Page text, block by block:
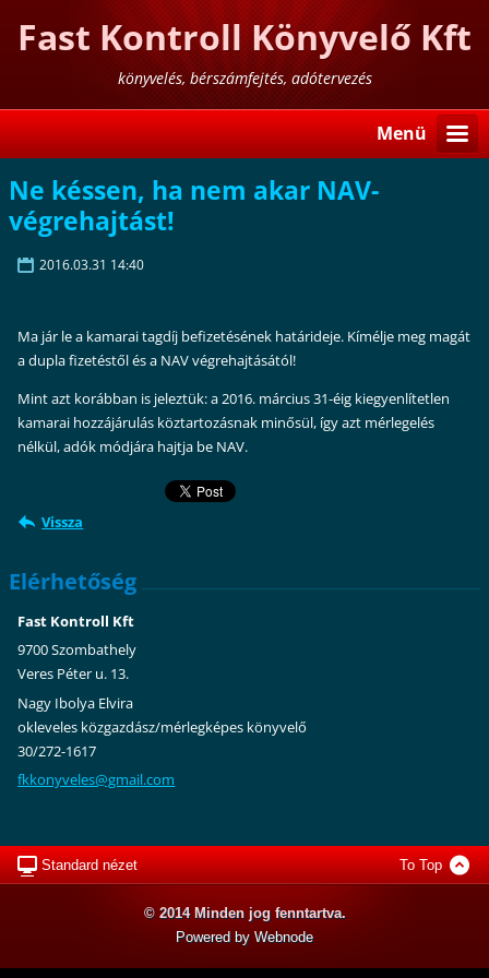
Fast Kontroll Könyvelő Kft
könyvelés, bérszámfejtés, adótervezés
Menü
Ne késsen, ha nem akar NAV-
végrehajtást!
2016.03.31 14:40
Ma jár le a kamarai tagdíj befizetésének határideje. Kímélje meg magát
a dupla fizetéstől és a NAV végrehajtásától!
Mint azt korábban is jeleztük: a 2016. március 31-éig kiegyenlítetlen
kamarai hozzájárulás köztartozásnak minősül, így azt mérlegelés
nélkül, adók módjára hajtja be NAV.
Vissza
Elérhetőség
Fast Kontroll Kft
9700 Szombathely
Veres Péter u. 13.
Nagy Ibolya Elvira
okleveles közgazdász/mérlegképes könyvelő
30/272-1617
fkkonyveles@gmail.com
Standard nézet To Top
© 2014 Minden jog fenntartva.
Powered by Webnode